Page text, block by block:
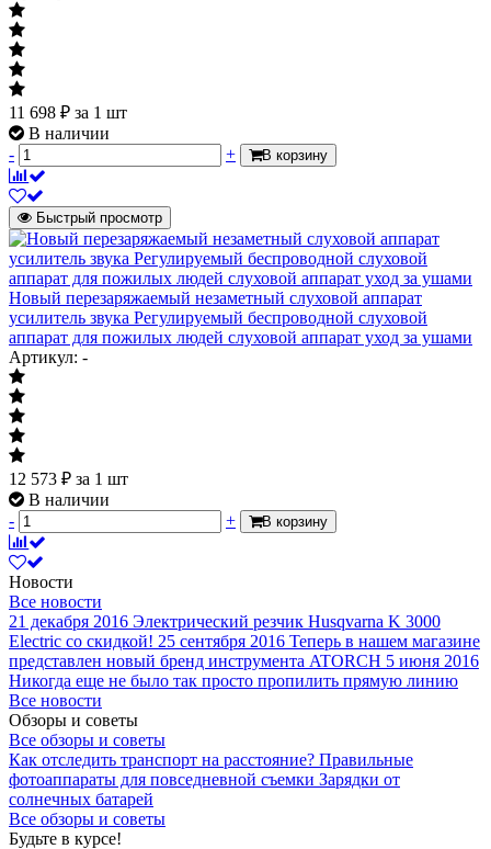
11 698 ₽ за 1 шт
В наличии
-
+ В корзину
Быстрый просмотр
Новый перезаряжаемый незаметный слуховой аппарат
усилитель звука Регулируемый беспроводной слуховой
аппарат для пожилых людей слуховой аппарат уход за ушами
Артикул: -
12 573 ₽ за 1 шт
В наличии
-
+ В корзину
Новости
Все новости
21 декабря 2016 Электрический резчик Husqvarna K 3000
Electric со скидкой! 25 сентября 2016 Теперь в нашем магазине
представлен новый бренд инструмента ATORCH 5 июня 2016
Никогда еще не было так просто пропилить прямую линию
Все новости
Обзоры и советы
Все обзоры и советы
Как отследить транспорт на расстояние? Правильные
фотоаппараты для повседневной съемки Зарядки от
солнечных батарей
Все обзоры и советы
Будьте в курсе!